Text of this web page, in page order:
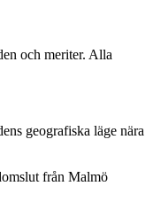
och meriter. Alla
geografiska läge nära
från Malmö